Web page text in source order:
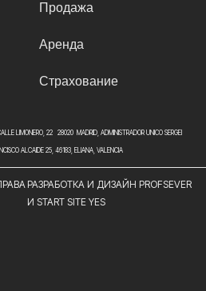
Продажа
Аренда
Страхование
LIMONERO, 22 28020 MADRID, ADMINISTRADOR UNICO SERGEI
ALCAIDE 25, 46183, ELIANA, VALENCIA
РАЗРАБОТКА И ДИЗАЙН PROFSEVER
И START SITE YES